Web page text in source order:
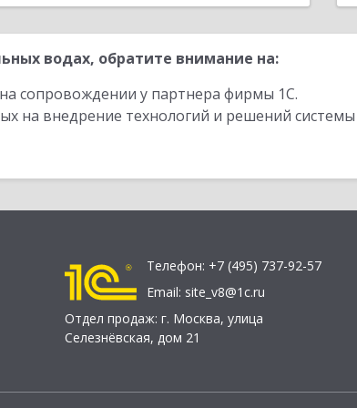
водах, обратите внимание на:
сопровождении у партнера фирмы 1С.
на внедрение технологий и решений
Телефон: +7 (495) 737-92-57
Email: site_v8@1c.ru
Отдел продаж: г. Москва, улица
Селезнёвская, дом 21